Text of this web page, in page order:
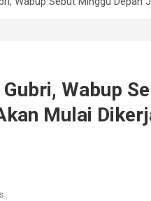
Wabup
Mulai